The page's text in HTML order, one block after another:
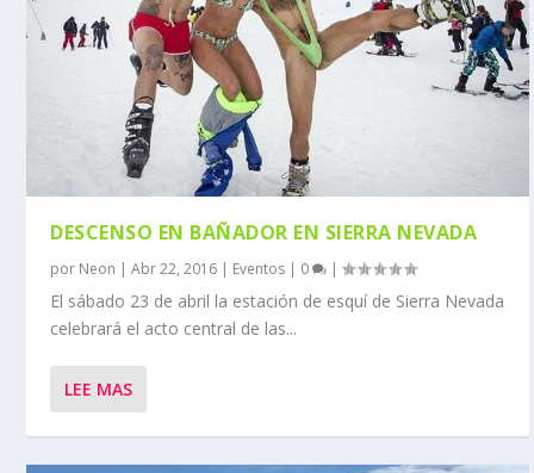
DESCENSO EN BAÑADOR EN SIERRA NEVADA
por Neon |Abr 22, 2016 | Eventos | 0 |
El sábado 23 de abril la estación de esquí de Sierra Nevada
celebrará el acto central de las...
LEE MAS